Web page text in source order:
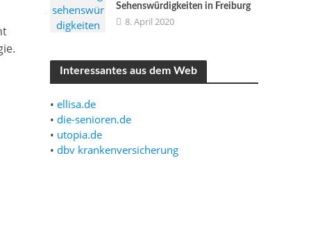
Sehenswürdigkeiten in Freiburg
8. April 2020
Interessantes aus dem Web
•ellisa.de
•die-senioren.de
• utopia.de
•dbv krankenversicherung